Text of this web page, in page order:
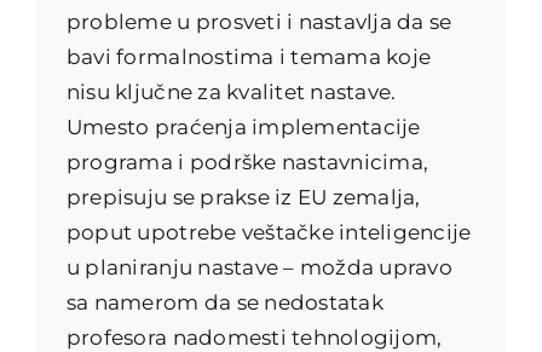
probleme u prosveti i nastavlja da se
bavi formalnostima i temama koje
nisu ključne za kvalitet nastave.
Umesto praćenja implementacije
programa i podrške nastavnicima,
prepisuju se prakse iz EU zemalja,
poput upotrebe veštačke inteligencije
u planiranju nastave – možda upravo
sa namerom da se nedostatak
profesora nadomesti tehnologijom,